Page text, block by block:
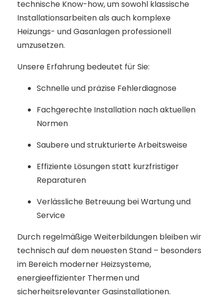
technische Know-how, um sowohl klassische
Installationsarbeiten als auch komplexe
Heizungs- und Gasanlagen professionell
umzusetzen.
Unsere Erfahrung bedeutet für Sie:
Schnelle und präzise Fehlerdiagnose
Fachgerechte Installation nach aktuellen
Normen
Saubere und strukturierte Arbeitsweise
Effiziente Lösungen statt kurzfristiger
Reparaturen
Verlässliche Betreuung bei Wartung und
Service
Durch regelmäßige Weiterbildungen bleiben wir
technisch auf dem neuesten Stand – besonders
im Bereich moderner Heizsysteme,
energieeffizienter Thermen und
sicherheitsrelevanter Gasinstallationen.